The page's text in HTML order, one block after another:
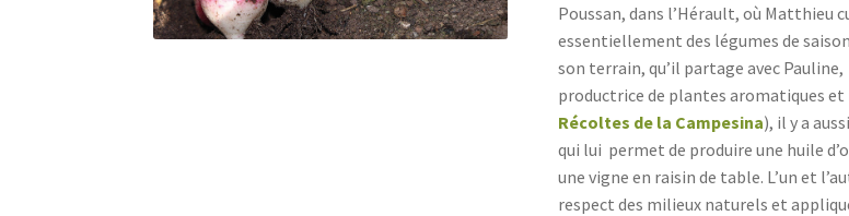
Poussan, dans l’Hérault, où Matthieu
essentiellement des légumes de
son terrain, qu’il partage avec
productrice de plantes aromatiques et
Récoltes de la Campesina), il y a
qui lui permet de produire une huile
une vigne en raisin de table. L’un et
respect des milieux naturels et